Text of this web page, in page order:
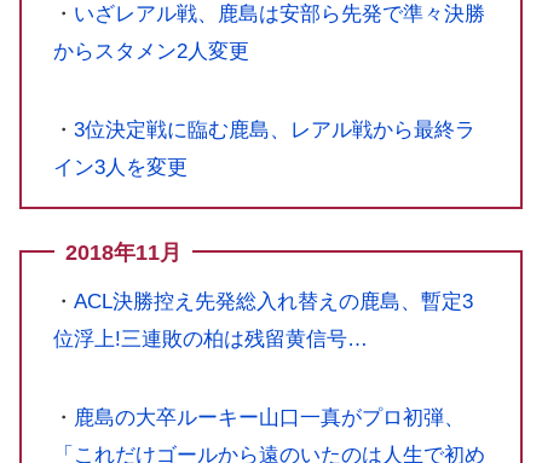
・ いざレアル戦、鹿島は安部ら先発で準々決勝
からスタメン2人変更
・ 3位決定戦に臨む鹿島、レアル戦から最終ラ
イン3人を変更
2018年11月
・ ACL決勝控え先発総入れ替えの鹿島、暫定3
位浮上!三連敗の柏は残留黄信号…
・ 鹿島の大卒ルーキー山口一真がプロ初弾、
「これだけゴールから遠のいたのは人生で初め